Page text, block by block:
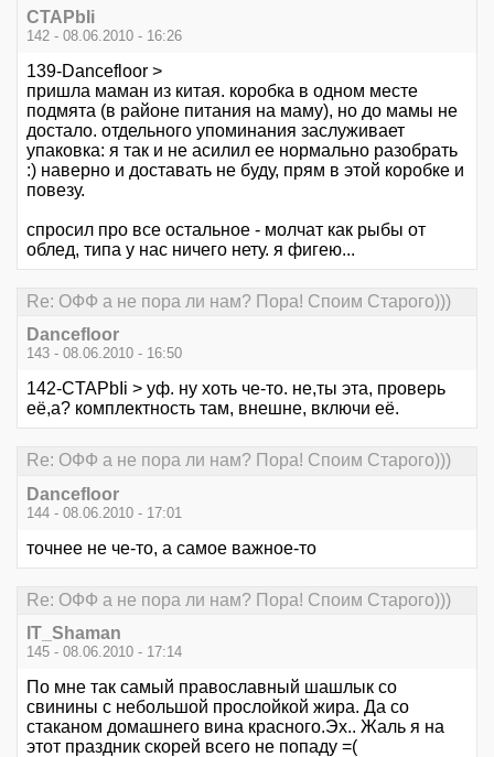
CTAPbIi
142 - 08.06.2010 - 16:26
139-Dancefloor >
пришла маман из китая. коробка в одном месте
подмята (в районе питания на маму), но до мамы не
достало. отдельного упоминания заслуживает
упаковка: я так и не асилил ее нормально разобрать
:) наверно и доставать не буду, прям в этой коробке и
повезу.
спросил про все остальное - молчат как рыбы от
облед, типа у нас ничего нету. я фигею...
Re: ОФФ а не пора ли нам? Пора! Споим Старого)))
Dancefloor
143 - 08.06.2010 - 16:50
142-CTAPbIi > уф. ну хоть че-то. не,ты эта, проверь
её,а? комплектность там, внешне, включи её.
Re: ОФФ а не пора ли нам? Пора! Споим Старого)))
Dancefloor
144 - 08.06.2010 - 17:01
точнее не че-то, а самое важное-то
Re: ОФФ а не пора ли нам? Пора! Споим Старого)))
IT_Shaman
145 - 08.06.2010 - 17:14
По мне так самый православный шашлык со
свинины с небольшой прослойкой жира. Да со
стаканом домашнего вина красного.Эх.. Жаль я на
этот праздник скорей всего не попаду =(